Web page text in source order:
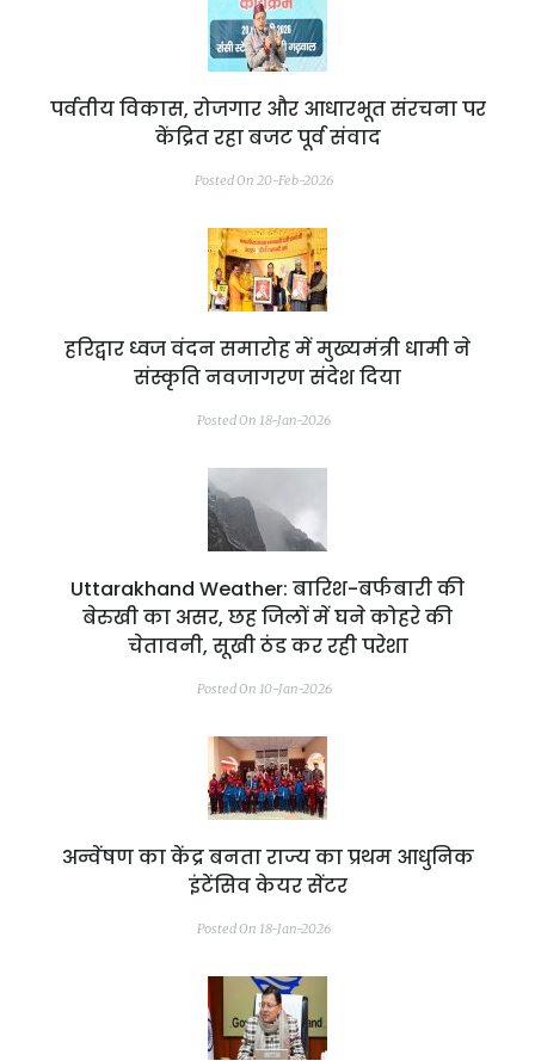
पर्वतीय विकास, रोजगार और आधारभूत संरचना पर
केंद्रित रहा बजट पूर्व संवाद
Posted On 20-Feb-2026
हरिद्वार ध्वज वंदन समारोह में मुख्यमंत्री धामी ने
संस्कृति नवजागरण संदेश दिया
Posted On 18-Jan-2026
Uttarakhand Weather: बारिश-बर्फबारी की
बेरुखी का असर, छह जिलों में घने कोहरे की
चेतावनी, सूखी ठंड कर रही परेशा
Posted On 10-Jan-2026
अन्वेंषण का केंद्र बनता राज्य का प्रथम आधुनिक
इंटेंसिव केयर सेंटर
Posted On 18-Jan-2026